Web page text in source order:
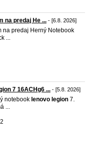
na predaj He ... - [6.8. 2026]
na predaj Herný Notebook
...
7 16ACHg6 ... - [5.8. 2026]
notebook lenovo legion 7.
...